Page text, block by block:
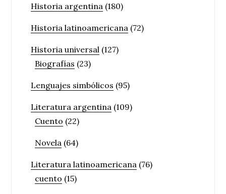
Historia argentina (180)
Historia latinoamericana (72)
Historia universal (127)
Biografías (23)
Lenguajes simbólicos (95)
Literatura argentina (109)
Cuento (22)
Novela (64)
Literatura latinoamericana (76)
cuento (15)